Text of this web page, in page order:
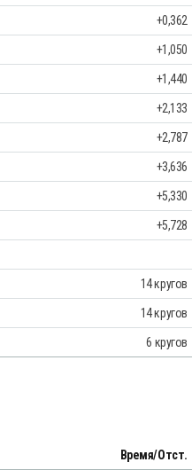
+0,362
+1,050
+1,440
+2,133
+2,787
+3,636
+5,330
+5,728
14 кругов
14 кругов
6 кругов
Время/Отст.